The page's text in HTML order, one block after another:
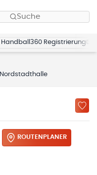
Suche
Handball360 Registrierung
Nordstadthalle
ROUTENPLANER